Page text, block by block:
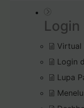
Login
Virtual
Login
Lupa